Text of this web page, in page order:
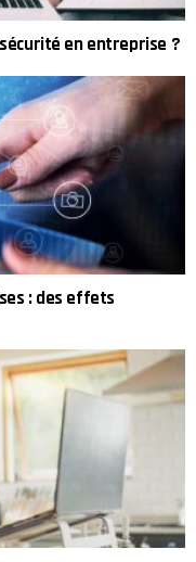
en entreprise ?
: des effets